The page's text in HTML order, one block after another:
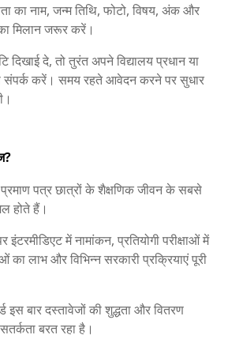
का नाम, जन्म तिथि, फोटो, विषय, अंक और
मिलान जरूर करें।
दिखाई दे, तो तुरंत अपने विद्यालय प्रधान या
करें। समय रहते आवेदन करने पर सुधार
पत्र छात्रों के शैक्षणिक जीवन के सबसे
होते हैं।
इंटरमीडिएट में नामांकन, प्रतियोगी परीक्षाओं में
का लाभ और विभिन्न सरकारी प्रक्रियाएं पूरी
इस बार दस्तावेजों की शुद्धता और वितरण
बरत रहा है।